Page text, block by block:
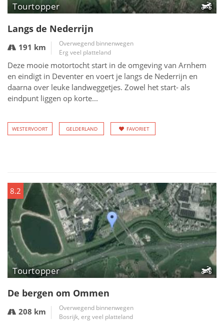
Tourtopper
Langs de Nederrijn
191 km
Overwegend binnenwegen
Erg veel platteland
Deze mooie motortocht start in de omgeving van Arnhem
en eindigt in Deventer en voert je langs de Nederrijn en
daarna over leuke landweggetjes. Zowel het start- als
eindpunt liggen op korte...
WESTERVOORT GELDERLAND FAVORIET
8.2
Tourtopper
De bergen om Ommen
208 km
Overwegend binnenwegen
Bosrijk, erg veel platteland